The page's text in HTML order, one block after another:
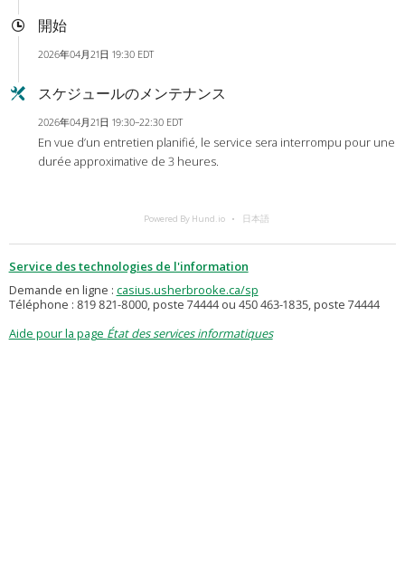
開始
2026年04月21日 19:30 EDT
スケジュールのメンテナンス
2026年04月21日 19:30–22:30 EDT
En vue d’un entretien planifié, le service sera interrompu pour une
durée approximative de 3 heures.
Powered By Hund.io 日本語
Service des technologies de l'information
Demande en ligne : casius.usherbrooke.ca/sp
Téléphone : 819 821-8000, poste 74444 ou 450 463-1835, poste 74444
Aide pour la page État des services informatiques